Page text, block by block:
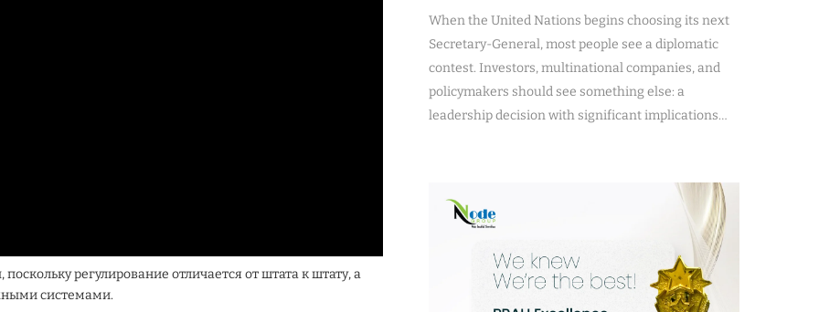
регулирование отличается от штата к штату, а
системами.
When the United Nations begins choosing its next
Secretary-General, most people see a diplomatic
contest. Investors, multinational companies, and
policymakers should see something else: a
leadership decision with significant implications…